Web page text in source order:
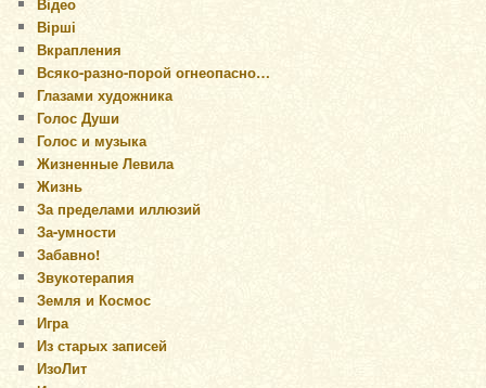
Вірші
Вкрапления
Всяко-разно-порой огнеопасно…
Глазами художника
Голос Души
Голос и музыка
Жизненные Левила
Жизнь
За пределами иллюзий
За-умности
Забавно!
Звукотерапия
Земля и Космос
Игра
Из старых записей
ИзоЛит